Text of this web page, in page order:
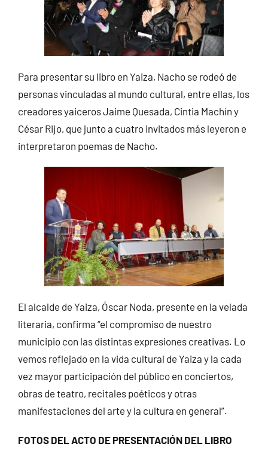
Para presentar su libro en Yaiza, Nacho se rodeó de
personas vinculadas al mundo cultural, entre ellas, los
creadores yaiceros Jaime Quesada, Cintia Machín y
César Rijo, que junto a cuatro invitados más leyeron e
interpretaron poemas de Nacho.
El alcalde de Yaiza, Óscar Noda, presente en la velada
literaria, confirma “el compromiso de nuestro
municipio con las distintas expresiones creativas. Lo
vemos reflejado en la vida cultural de Yaiza y la cada
vez mayor participación del público en conciertos,
obras de teatro, recitales poéticos y otras
manifestaciones del arte y la cultura en general”.
FOTOS DEL ACTO DE PRESENTACIÓN DEL LIBRO